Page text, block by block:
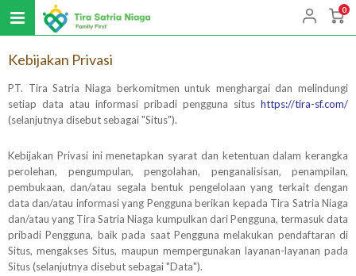
0
Kebijakan Privasi
PT. Tira Satria Niaga berkomitmen untuk menghargai dan melindungi
setiap data atau informasi pribadi pengguna situs https://tira-sf.com/
(selanjutnya disebut sebagai "Situs").
Kebijakan Privasi ini menetapkan syarat dan ketentuan dalam kerangka
perolehan, pengumpulan, pengolahan, penganalisisan, penampilan,
pembukaan, dan/atau segala bentuk pengelolaan yang terkait dengan
data dan/atau informasi yang Pengguna berikan kepada Tira Satria Niaga
dan/atau yang Tira Satria Niaga kumpulkan dari Pengguna, termasuk data
pribadi Pengguna, baik pada saat Pengguna melakukan pendaftaran di
Situs, mengakses Situs, maupun mempergunakan layanan-layanan pada
Situs (selanjutnya disebut sebagai "Data").